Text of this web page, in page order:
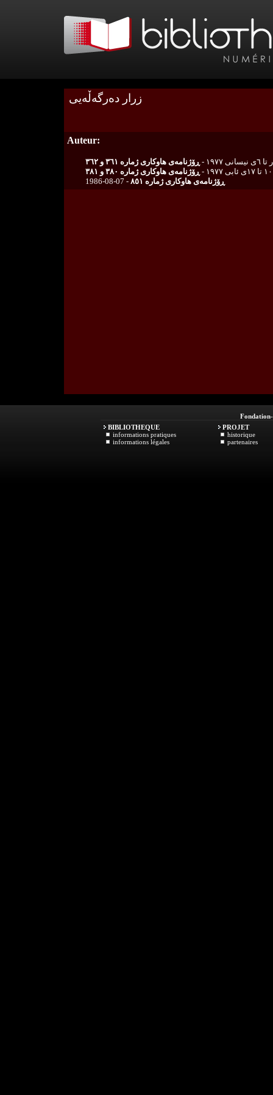
زرار ده‌رگه‌ڵه‌یی
Auteur:
ڕۆژنامەی هاوکاری ژمارە ٣٦١ و ٣٦٢
١٠ تا ١٧ی ئابی ١٩٧٧ -
ڕۆژنامەی هاوکاری ژمارە ٣٨٠ و ٣٨١
1986-08-07 -
ڕۆژنامەی هاوکاری ژمارە ٨٥١
Fondation
BIBLIOTHEQUE
informations pratiques
informations légales
PROJET
historique
partenaires